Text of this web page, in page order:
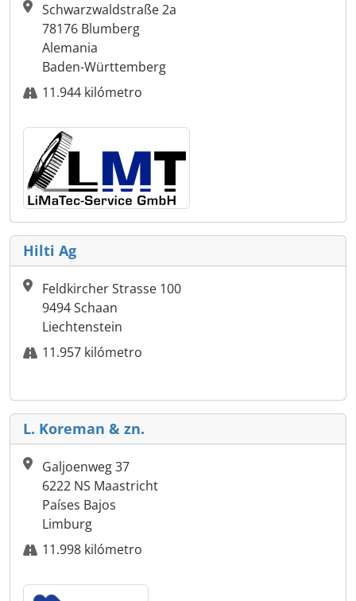
Schwarzwaldstraße 2a
78176 Blumberg
Alemania
Baden-Württemberg
11.944 kilómetro
Hilti Ag
Feldkircher Strasse 100
9494 Schaan
Liechtenstein
11.957 kilómetro
L. Koreman & zn.
Galjoenweg 37
6222 NS Maastricht
Países Bajos
Limburg
11.998 kilómetro